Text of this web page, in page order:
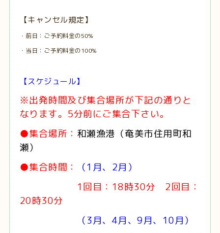
【キャンセル規定】
・前日：ご予約料金の50%
・当日：ご予約料金の100%
【スケジュール】
※出発時間及び集合場所が下記の通りと
なります。5分前にご集合下さい。
●集合場所： 和瀬漁港（奄美市住用町和
瀬）
●集合時間：
（1月、2月）
1回目：18時30分 2回目：
20時30分
（3月、4月、9月、10月）